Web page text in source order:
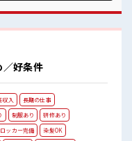
つける休憩スペースもあり
い職場です！ #ryo
好条件
収入
長期の仕事
制服あり
研修あり
ロッカー完備
染髪OK